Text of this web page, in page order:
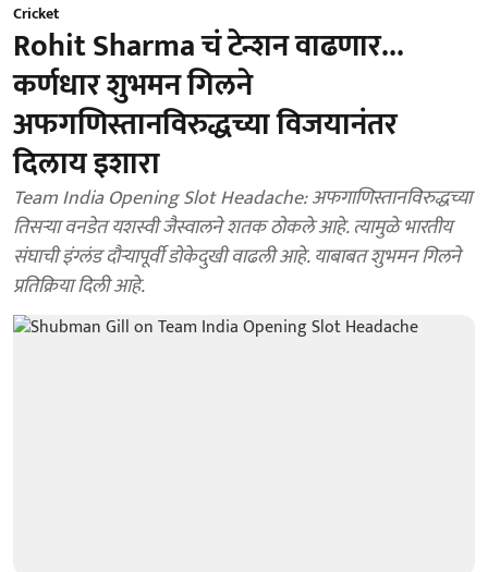
Cricket
Rohit Sharma चं टेन्शन वाढणार...
कर्णधार शुभमन गिलने
अफगणिस्तानविरुद्धच्या विजयानंतर
दिलाय इशारा
Team India Opening Slot Headache: अफगाणिस्तानविरुद्धच्या
तिसऱ्या वनडेत यशस्वी जैस्वालने शतक ठोकले आहे. त्यामुळे भारतीय
संघाची इंग्लंड दौऱ्यापूर्वी डोकेदुखी वाढली आहे. याबाबत शुभमन गिलने
प्रतिक्रिया दिली आहे.